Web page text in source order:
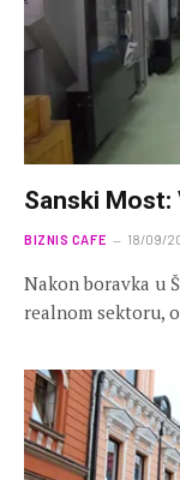
Sanski Most:
BIZNIS CAFE 18/09/
Nakon boravka u
realnom sektoru,